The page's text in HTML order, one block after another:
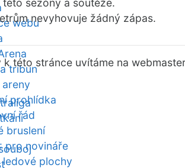
webu
tribun
areny
prohlídka
řád
bruslení
pro novináře
ledové plochy
této sezóny a soutěže.
nevyhovuje žádný zápas.
k této stránce uvítáme na webmaster